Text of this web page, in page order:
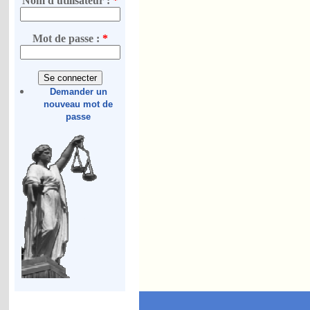
Mot de passe : *
Demander un
nouveau mot de
passe